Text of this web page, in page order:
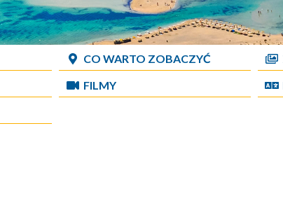
CO WARTO ZOBACZYĆ
FILMY